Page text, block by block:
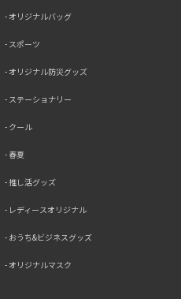
オリジナルバッグ
スポーツ
オリジナル防災グッズ
ステーショナリー
クール
春夏
推し活グッズ
レディースオリジナル
おうち&ビジネスグッズ
オリジナルマスク